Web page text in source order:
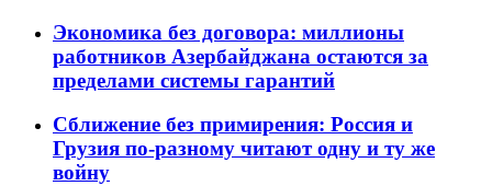
Экономика без договора: миллионы
работников Азербайджана остаются за
пределами системы гарантий
Сближение без примирения: Россия и
Грузия по-разному читают одну и ту же
войну